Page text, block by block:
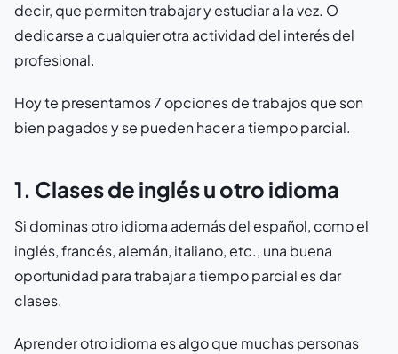
decir, que permiten trabajar y estudiar a la vez. O
dedicarse a cualquier otra actividad del interés del
profesional.
Hoy te presentamos 7 opciones de trabajos que son
bien pagados y se pueden hacer a tiempo parcial.
1. Clases de inglés u otro idioma
Si dominas otro idioma además del español, como el
inglés, francés, alemán, italiano, etc., una buena
oportunidad para trabajar a tiempo parcial es dar
clases.
Aprender otro idioma es algo que muchas personas